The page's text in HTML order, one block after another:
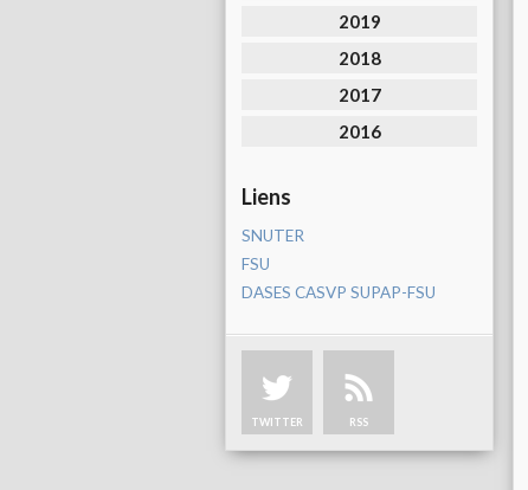
2019
2018
2017
2016
Liens
SNUTER
FSU
DASES CASVP SUPAP-FSU
TWITTER RSS